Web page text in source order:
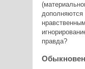
дополняются
правда?